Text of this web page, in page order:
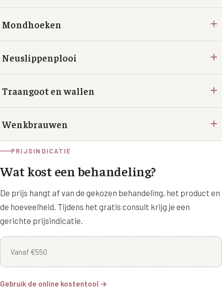
Mondhoeken +
Neuslippenplooi +
Traangoot en wallen +
Wenkbrauwen +
PRIJSINDICATIE
Wat kost een behandeling?
De prijs hangt af van de gekozen behandeling, het product en
de hoeveelheid. Tijdens het gratis consult krijg je een
gerichte prijsindicatie.
Vanaf €550
Gebruik de online kostentool →